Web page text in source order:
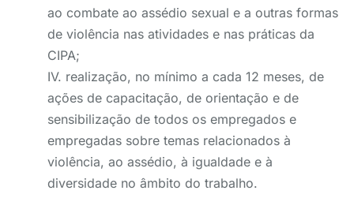
ao combate ao assédio sexual e a outras formas
de violência nas atividades e nas práticas da
CIPA;
IV. realização, no mínimo a cada 12 meses, de
ações de capacitação, de orientação e de
sensibilização de todos os empregados e
empregadas sobre temas relacionados à
violência, ao assédio, à igualdade e à
diversidade no âmbito do trabalho.